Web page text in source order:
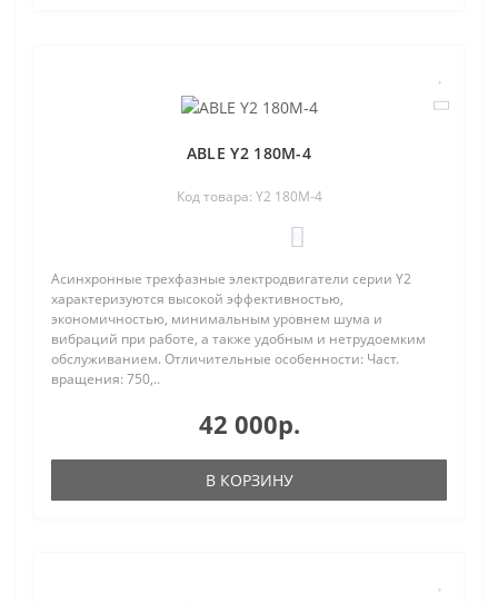
ABLE Y2 180M-4
Код товара: Y2 180M-4
Асинхронные трехфазные электродвигатели серии Y2
характеризуются высокой эффективностью,
экономичностью, минимальным уровнем шума и
вибраций при работе, а также удобным и нетрудоемким
обслуживанием. Отличительные особенности: Част.
вращения: 750,..
42 000р.
В КОРЗИНУ